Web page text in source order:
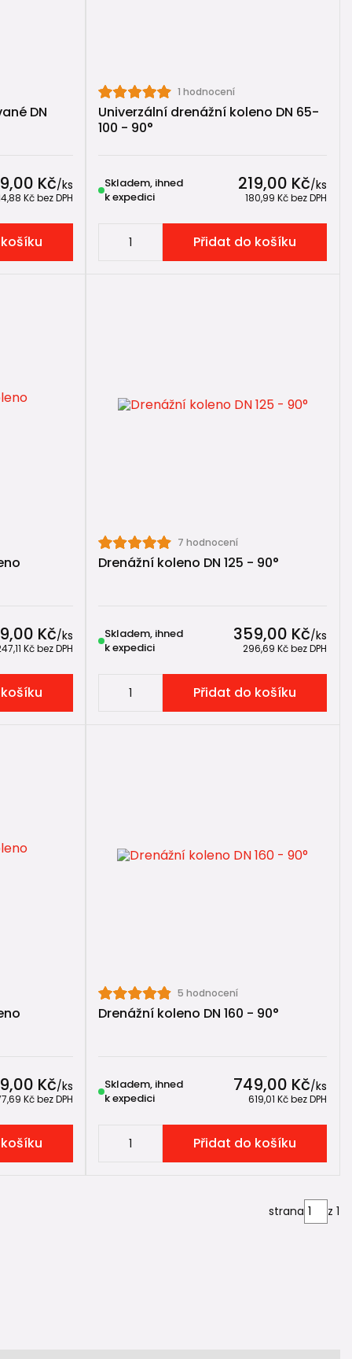
od výkopu přes volbu materiálu až po odvod vody.
fólií a revizními šachtami.
riziko. Proto je ochrana proti radonu nedílnou
pomocí neperforované drenážní trubky
jsou osazené, ale finální napojení na kanalizaci
vsakování místo odvádění do kanalizace.
DN
Kč/ks
Kčbez DPH
1 hodnocení
Univerzální drenážní koleno DN 65-
100 - 90°
219,00 Kč/ks
180,99 Kčbez DPH
Skladem, ihned
k expedici
Přidat do košíku
Kč/ks
Kčbez DPH
7 hodnocení
Drenážní koleno DN 125 - 90°
359,00 Kč/ks
296,69 Kčbez DPH
Skladem, ihned
k expedici
Přidat do košíku
Kč/ks
Kčbez DPH
5 hodnocení
Drenážní koleno DN 160 - 90°
749,00 Kč/ks
619,01 Kčbez DPH
Skladem, ihned
k expedici
Přidat do košíku
strana z 1